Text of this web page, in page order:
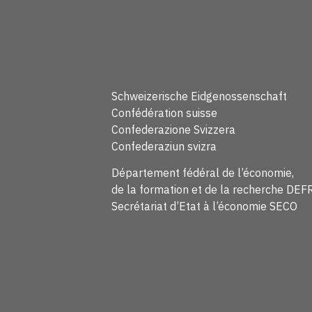
Schweizerische Eidgenossenschaft
Confédération suisse
Confederazione Svizzera
Confederaziun svizra
Département fédéral de l’économie,
de la formation et de la recherche
Secrétariat d’Etat à l’économie SECO